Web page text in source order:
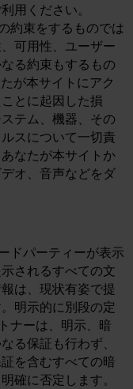
用ください。
約束をするものでは
可用性、ユーザー
る約束もするもの
が本サイトにアク
とに起因した損
テム、機器、その
スについて一切責
なたが本サイトか
オ、音声などをダ
ドパーティーが表示
されるすべての文
は、現状有姿で提
明示的に別段の定
ナーは、明示、暗
る保証も行わず、
を含むすべての暗
確に否定します。